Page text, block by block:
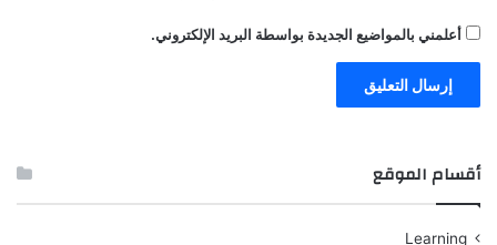
أعلمني بالمواضيع الجديدة بواسطة البريد الإلكتروني.
أقسام الموقع
Learning